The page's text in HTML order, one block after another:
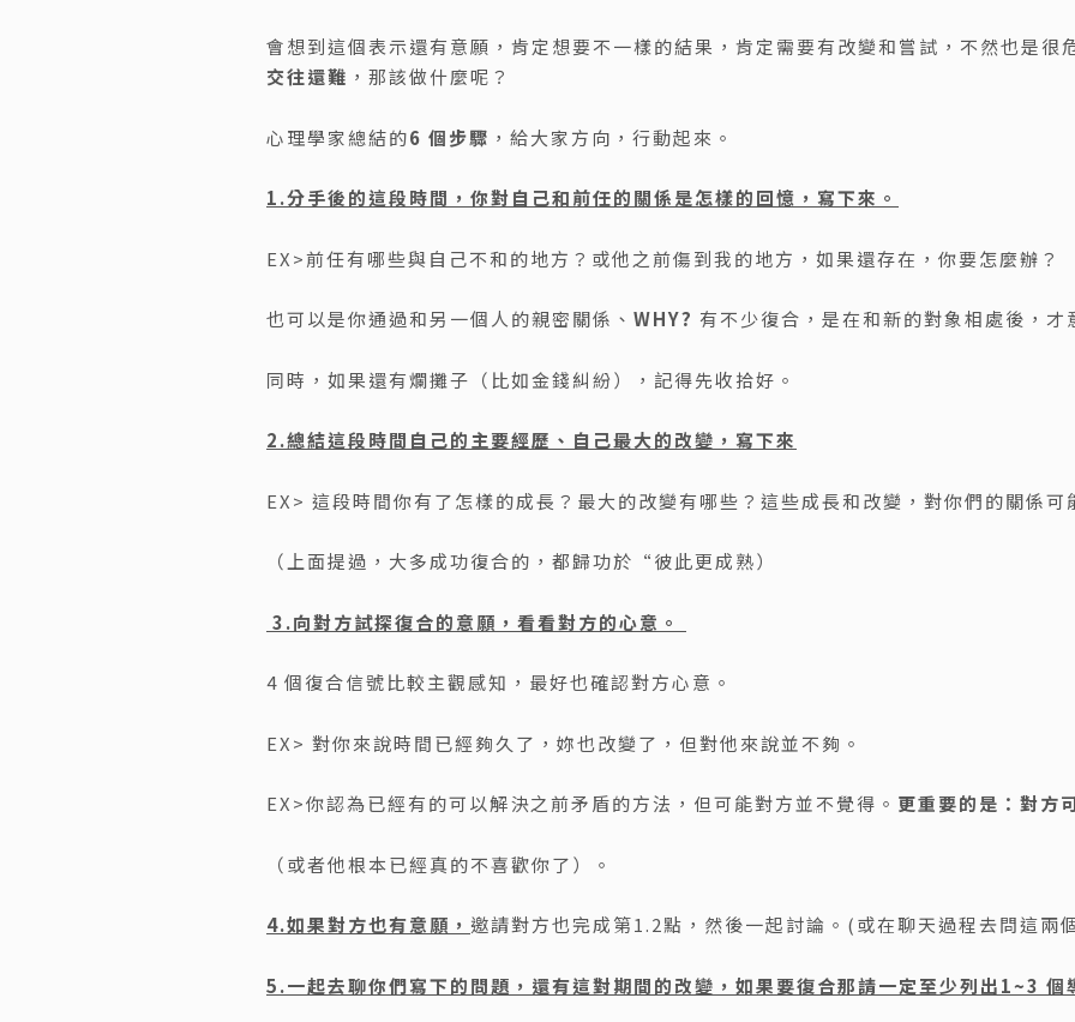
會想到這個表示還有意願，肯定想要不一樣的結果，肯定需要有改變和嘗試，不然也是很
交往還難 ，那該做什麼呢？
心理學家總結的6 個步驟 ，給大家方向，行動起來。
1.分手後的這段時間，你對自己和前任的關係是怎樣的回憶，寫下來。
EX>前任有哪些與自己不和的地方？或他之前傷到我的地方，如果還存在，你要怎麼辦？
也可以是你通過和另一個人的親密關係、 WHY? 有不少復合，是在和新的對象相處後，
同時，如果還有爛攤子（比如金錢糾紛），記得先收拾好。
2.總結這段時間自己的主要經歷、自己最大的改變，寫下來
EX> 這段時間你有了怎樣的成長？最大的改變有哪些？這些成長和改變，對你們的關係可
（上面提過，大多成功復合的，都歸功於“彼此更成熟）
3.向對方試探復合的意願，看看對方的心意。
4 個復合信號比較主觀感知，最好也確認對方心意。
EX> 對你來說時間已經夠久了，妳也改變了，但對他來說並不夠。
EX>你認為已經有的可以解決之前矛盾的方法，但可能對方並不覺得。 更重要的是：對方
（或者他根本已經真的不喜歡你了）。
4.如果對方也有意願， 邀請對方也完成第1.2點，然後一起討論。(或在聊天過程去問這兩
5.一起去聊你們寫下的問題，還有這對期間的改變，如果要復合那請一定至少列出1~3 個